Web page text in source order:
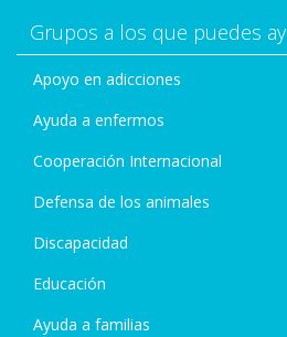
Grupos a los que puedes
Apoyo en adicciones
Ayuda a enfermos
Cooperación Internacional
Defensa de los animales
Discapacidad
Educación
Ayuda a familias